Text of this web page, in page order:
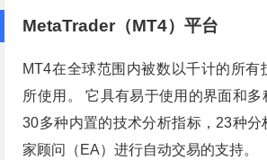
MetaTrader（MT4）平台
MT4在全球范围内被数以千计的所有
所使用。 它具有易于使用的界面和
30多种内置的技术分析指标，23种分
家顾问（EA）进行自动交易的支持。